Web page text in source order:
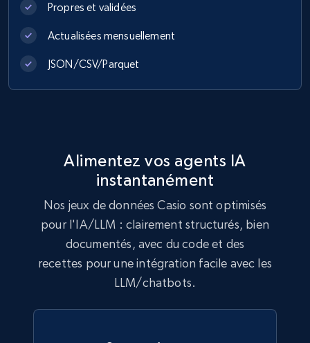
eCommerce
991+ 162+
price, Currency, Stock, and more.
eCommerce
988+ 160+ Buy Now
Ikea - Products
Propres et validées
Actualisées mensuellement
JSON/CSV/Parquet
Alimentez vos agents IA
instantanément
Nos jeux de données Casio sont optimisés
pour l'IA/LLM : clairement structurés, bien
documentés, avec du code et des
recettes pour une intégration facile avec les
LLM/chatbots.